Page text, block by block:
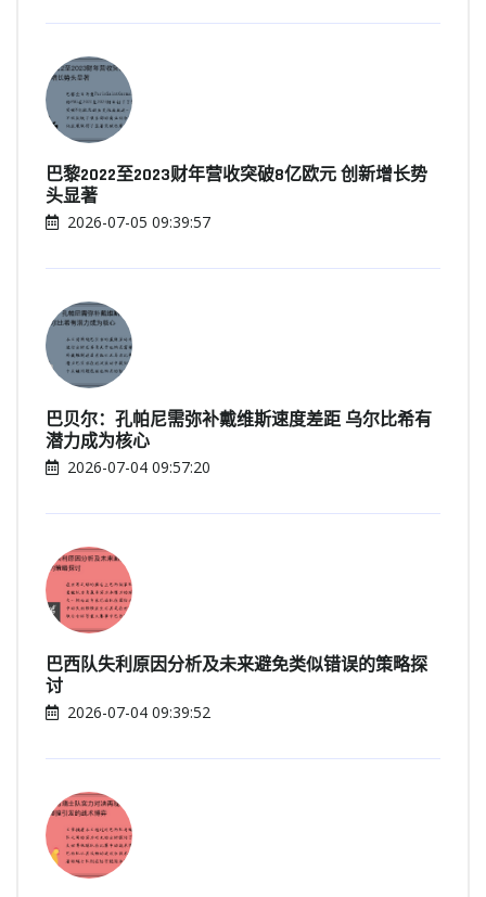
巴黎2022至2023财年营收突破8亿欧元 创新增长势
头显著
2026-07-05 09:39:57
巴贝尔：孔帕尼需弥补戴维斯速度差距 乌尔比希有
潜力成为核心
2026-07-04 09:57:20
巴西队失利原因分析及未来避免类似错误的策略探
讨
2026-07-04 09:39:52